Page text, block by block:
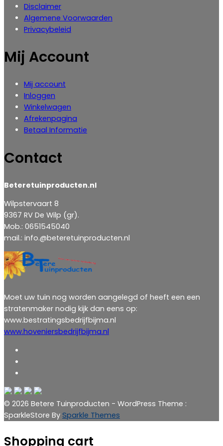
Disclaimer
Algemene Voorwaarden
Privacybeleid
Mij Account
Mij account
Inloggen
‎Winkelwagen
Afrekenpagina
Betaal Informatie
Contact
Beteretuinproducten.nl
Wilpstervaart 8
9367 RV De Wilp (gr).
Mob.: 0651545040
mail.: info.@beteretuinproducten.nl
Moet uw tuin nog worden aangelegd of heeft een een
stratenmaker nodig kijk dan eens op:
www.bestratingsbedrijfbijma.nl
www.hoveniersbedrijfbijma.nl
© 2026 Betere Tuinproducten - WordPress Theme :
SparkleStore By Sparkle Themes
Shopping cart